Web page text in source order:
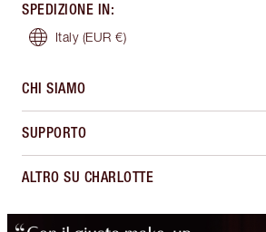
SPEDIZIONE IN:
Italy (EUR €)
CHI SIAMO
SUPPORTO
ALTRO SU CHARLOTTE